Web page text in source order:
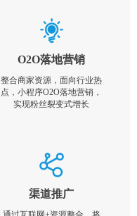
O2O落地营销
整合商家资源，面向行业热
点，小程序O2O落地营销，
实现粉丝裂变式增长
渠道推广